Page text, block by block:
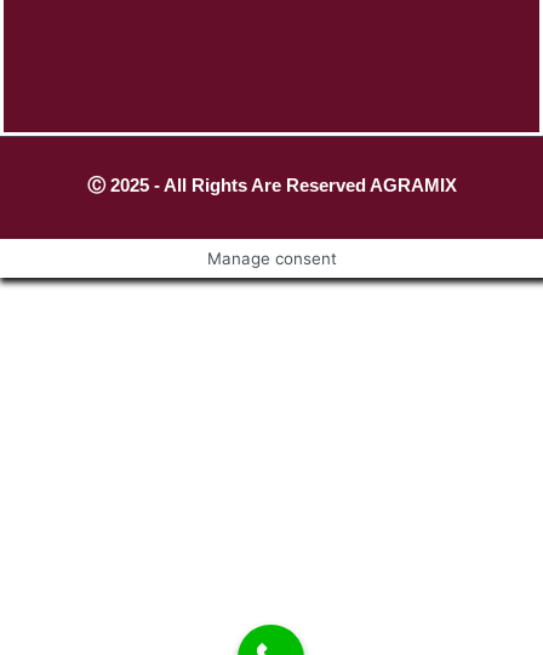
Ⓒ 2025 - All Rights Are Reserved AGRAMIX
Manage consent